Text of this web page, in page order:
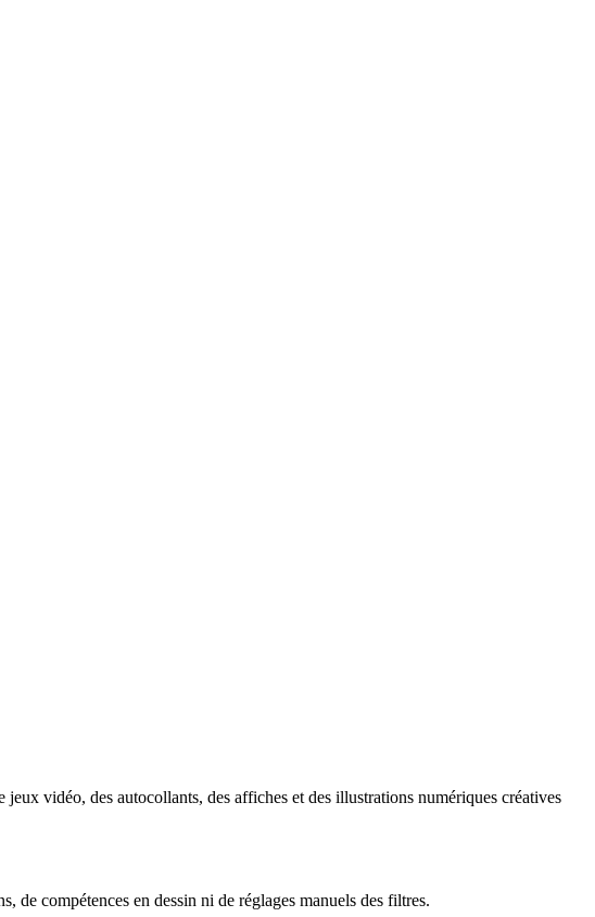
vidéo, des autocollants, des affiches et des illustrations numériques créatives
de compétences en dessin ni de réglages manuels des filtres.